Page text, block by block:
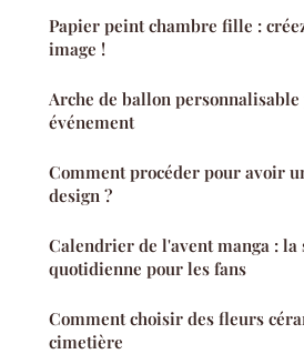
Papier peint chambre fille :
image !
Arche de ballon
événement
Comment procéder pour avoir
design ?
Calendrier de l'avent manga : la
quotidienne pour les fans
Comment choisir des fleurs
cimetière